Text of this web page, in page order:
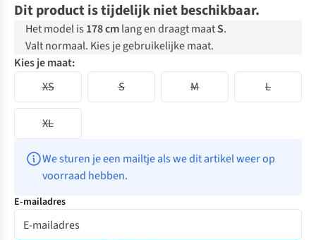
Dit product is tijdelijk niet beschikbaar.
Het model is 178 cmlang en draagt maatS.
Valt normaal. Kies je gebruikelijke maat.
Kies je maat:
XS
S M L
XL
We sturen je een mailtje als we dit artikel weer op
voorraad hebben.
E-mailadres